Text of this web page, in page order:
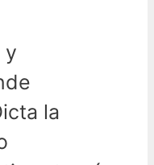
y
la